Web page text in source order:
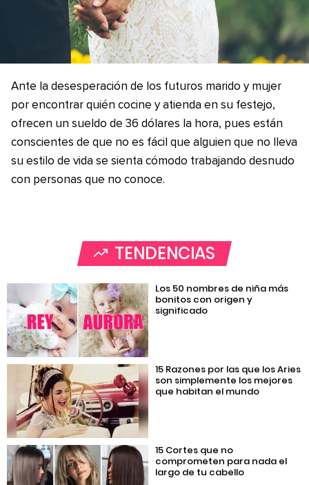
Ante la desesperación de los futuros marido y mujer
por encontrar quién cocine y atienda en su festejo,
ofrecen un sueldo de 36 dólares la hora, pues están
conscientes de que no es fácil que alguien que no lleva
su estilo de vida se sienta cómodo trabajando desnudo
con personas que no conoce.
TENDENCIAS
Los 50 nombres de niña más
bonitos con origen y
significado
15 Razones por las que los Aries
son simplemente los mejores
que habitan el mundo
15 Cortes que no
comprometen para nada el
largo de tu cabello